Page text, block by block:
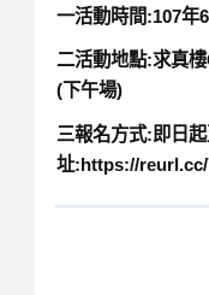
一活動時間:107年
二活動地點:求真
(下午場)
三報名方式:即日
址:https://reurl.cc/